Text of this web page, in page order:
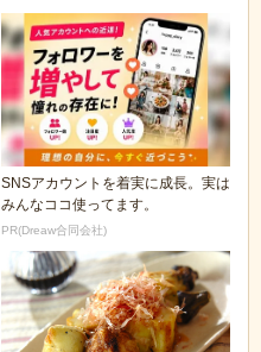
SNSアカウントを着実に成長。実は
みんなココ使ってます。
PR(Dreaw合同会社)